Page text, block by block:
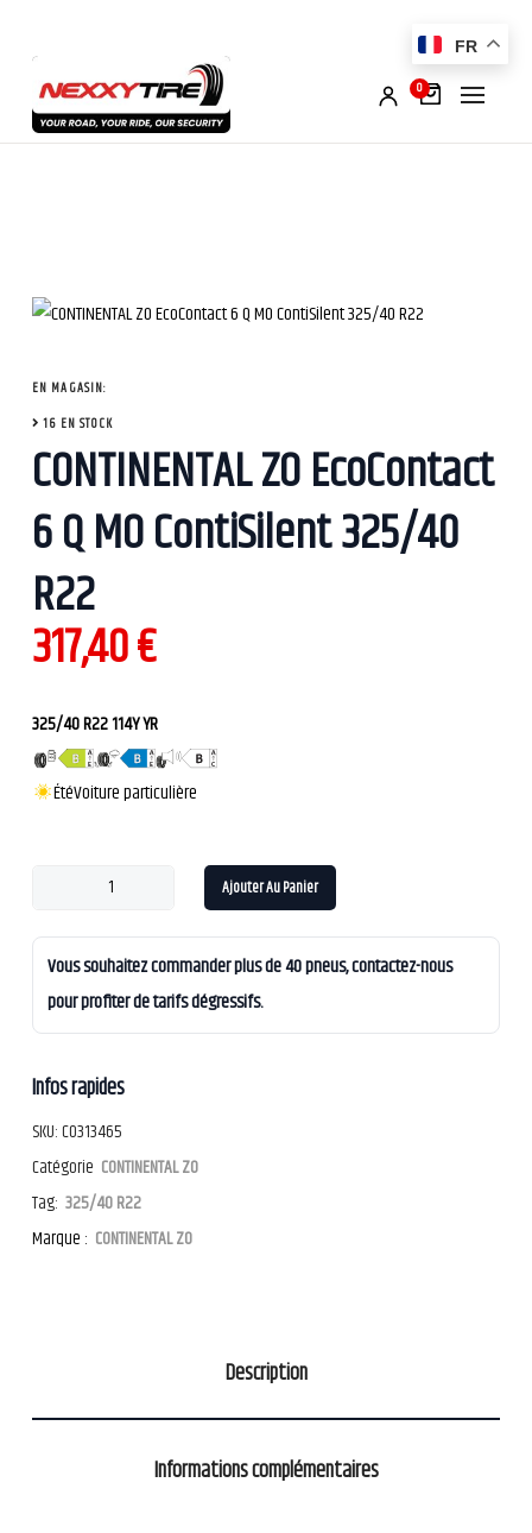
0
EN MAGASIN:
16 EN STOCK
CONTINENTAL ZO EcoContact
6 Q MO ContiSilent 325/40
R22
317,40€
325/40 R22 114Y YR
ÉtéVoiture particulière
Ajouter Au Panier
Vous souhaitez commander plus de 40 pneus, contactez-nous
pour profiter de tarifs dégressifs.
Infos rapides
SKU:CO313465
Catégorie CONTINENTAL ZO
Tag: 325/40 R22
Marque : CONTINENTAL ZO
Description
Informations complémentaires
FR